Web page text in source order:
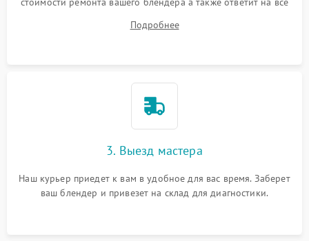
Подробнее
3. Выезд мастера
Наш курьер приедет к вам в удобное для вас время. Заберет
ваш блендер и привезет на склад для диагностики.